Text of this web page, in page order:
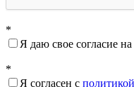
*
Я даю свое согласие на
*
Я согласен с